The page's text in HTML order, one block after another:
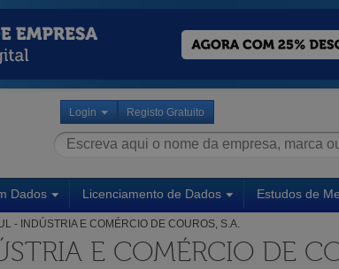
Login Registo Gratuito
Dados Licenciamento de Dados Estudos de
- INDÚSTRIA E COMÉRCIO DE COUROS, S.A.
E COMÉRCIO DE